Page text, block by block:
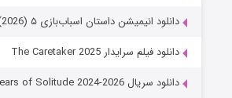
دانلود انیمیشن داستان اسباب‌بازی ۵ Toy Story 5 (2026)
دانلود فیلم سرایدار The Caretaker 2025
دانلود سریال One Hundred Years of Solitude 2024-2026